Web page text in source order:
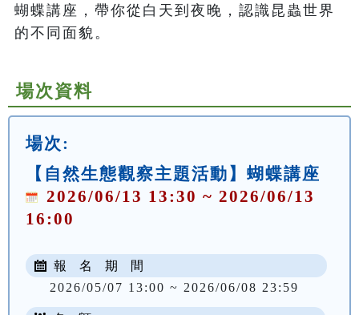
蝴蝶講座，帶你從白天到夜晚，認識昆蟲世界
的不同面貌。
場次資料
場次:
【自然生態觀察主題活動】蝴蝶講座
2026/06/13 13:30 ~ 2026/06/13
16:00
報 名 期 間
2026/05/07 13:00 ~ 2026/06/08 23:59